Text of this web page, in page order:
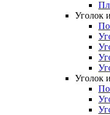
Уголок
Уголок